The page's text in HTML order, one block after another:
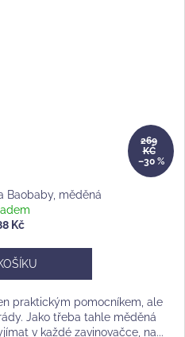
269
KČ
–30 %
Baobaby, měděná
Kč
praktickým pomocníkem, ale
Jako třeba tahle měděná
v každé zavinovačce, na...